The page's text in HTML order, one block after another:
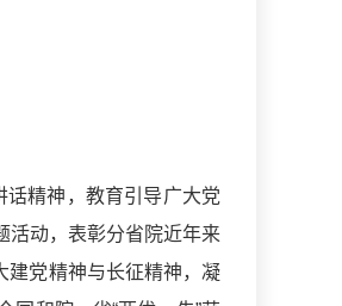
精神，教育引导广大党
活动，表彰分省院近年来
建党精神与长征精神，凝